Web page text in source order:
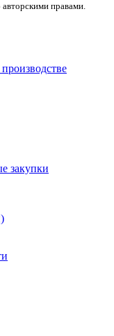
авторскими правами.
закупки